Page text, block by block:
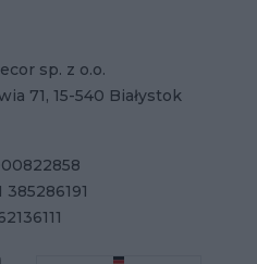
sp. z o.o.
71, 15-540 Białystok
385286191